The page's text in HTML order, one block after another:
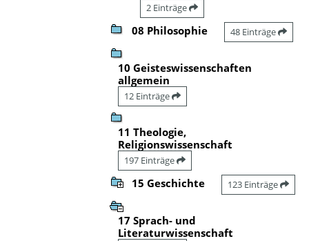
2 Einträge
08 Philosophie 48 Einträge
10 Geisteswissenschaften
allgemein
12 Einträge
11 Theologie,
Religionswissenschaft
197 Einträge
15 Geschichte 123 Einträge
17 Sprach- und
Literaturwissenschaft